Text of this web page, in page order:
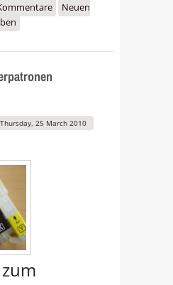
Canon Tintenpatronen
und CLI-526 - was
Neuen
Thursday, 25 March 2010